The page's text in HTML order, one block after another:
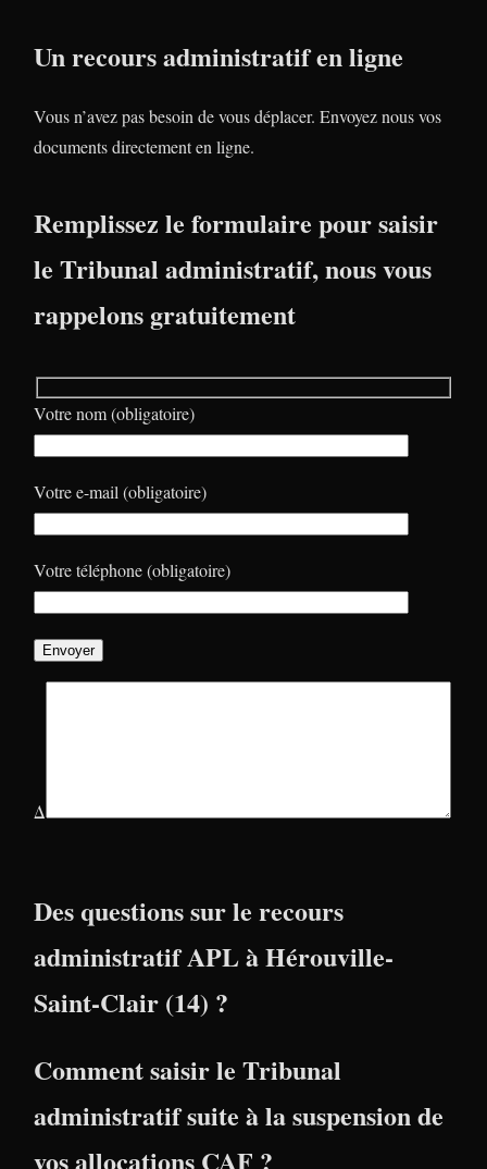
Un recours administratif en ligne
Vous n’avez pas besoin de vous déplacer. Envoyez nous vos
documents directement en ligne.
Remplissez le formulaire pour saisir
le Tribunal administratif, nous vous
rappelons gratuitement
Votre nom (obligatoire)
Votre e-mail (obligatoire)
Votre téléphone (obligatoire)
Δ
Des questions sur le recours
administratif APL à Hérouville-
Saint-Clair (14) ?
Comment saisir le Tribunal
administratif suite à la suspension de
vos allocations CAF ?